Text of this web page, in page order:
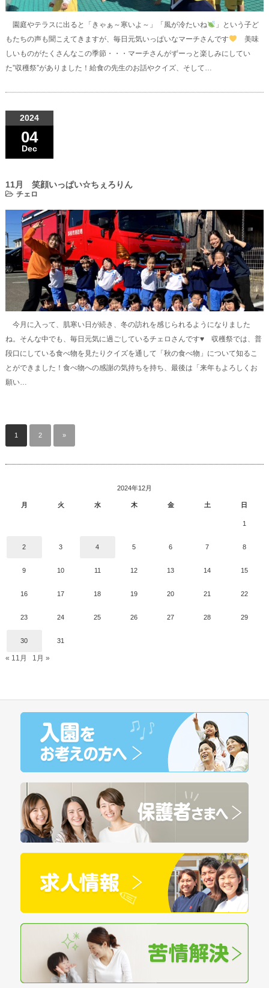
園庭やテラスに出ると「きゃぁ～寒いよ～」「風が冷たいね
」という子ど
もたちの声も聞こえてきますが、毎日元気いっぱいなマーチさんです
美味
しいものがたくさんなこの季節・・・マーチさんがずーっと楽しみにしてい
た”収穫祭”がありました！給食の先生のお話やクイズ、そして…
2024
04
Dec
11月 笑顔いっぱい☆ちぇろりん
チェロ
今月に入って、肌寒い日が続き、冬の訪れを感じられるようになりました
ね。そんな中でも、毎日元気に過ごしているチェロさんです♥ 収穫祭では、普
段口にしている食べ物を見たりクイズを通して「秋の食べ物」について知るこ
とができました！食べ物への感謝の気持ちを持ち、最後は「来年もよろしくお
願い…
1 2 »
2024年12月
月 火 水 木 金 土 日
1
2 3 4 5 6 7 8
9 10 11 12 13 14 15
16 17 18 19 20 21 22
23 24 25 26 27 28 29
30 31
« 11月 1月 »